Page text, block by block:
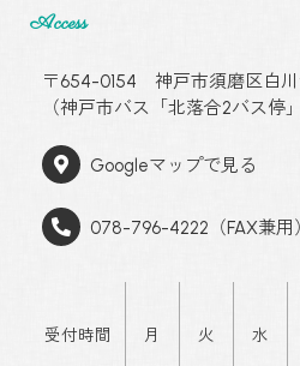
Access
〒654-0154 神戸市須磨区白
（神戸市バス「北落合2バス停
Googleマップで見る
078-796-4222（FAX兼用）
受付時間 月 火 水